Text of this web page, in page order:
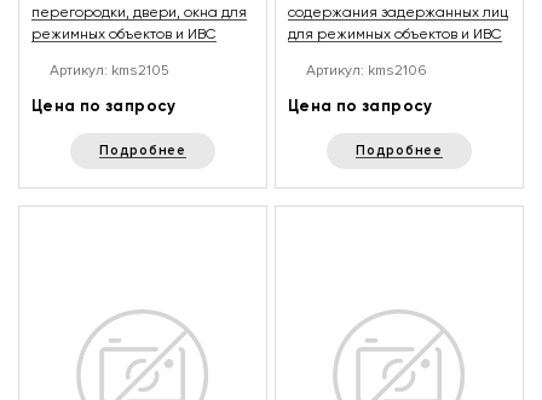
перегородки, двери, окна для
режимных объектов и ИВС
Артикул: kms2105
Цена по запросу
Подробнее
содержания задержанных лиц
для режимных объектов и ИВС
Артикул: kms2106
Цена по запросу
Подробнее